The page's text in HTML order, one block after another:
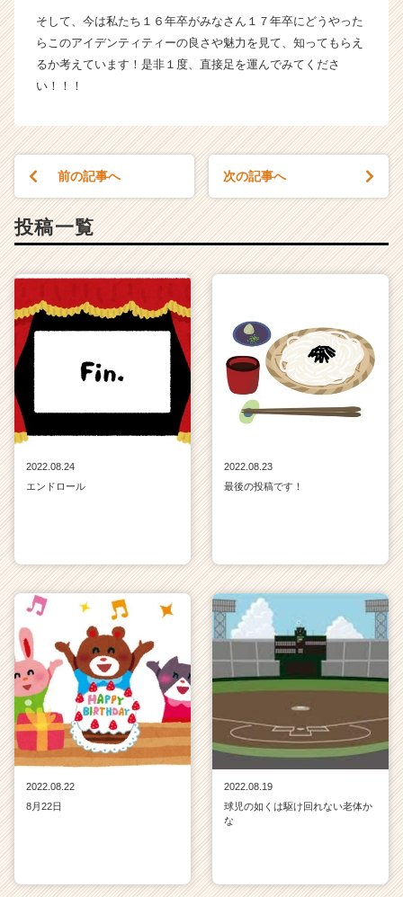
e
r
C
r）
そして、今は私たち１６年卒がみなさん１７年卒にどうやった
らこのアイデンティティーの良さや魅力を見て、知ってもらえ
るか考えています！是非１度、直接足を運んでみてくださ
い！！！
前の記事へ 次の記事へ
投稿一覧
2022.08.24
エンドロール
2022.08.23
最後の投稿です！
2022.08.22
8月22日
2022.08.19
球児の如くは駆け回れない老体か
な